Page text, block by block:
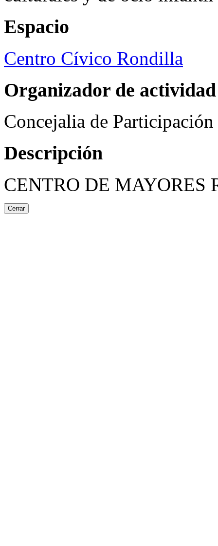
Espacio
Centro Cívico Rondilla
Organizador de actividad
Concejalia de
Descripción
CENTRO DE MAYORES
Cerrar